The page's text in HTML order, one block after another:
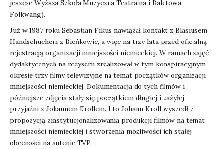
jeszcze Wyższa Szkoła Muzyczna Teatralna i Baletowa
Folkwang).
Już w 1987 roku Sebastian Fikus nawiązał kontakt z Blasiusem
Handschuchem z Bieńkowic, a więc na trzy lata przed oficjalną
rejestracją organizacji mniejszości niemieckiej. W ramach zajęć
dydaktycznych na reżyserii zrealizował w tym konspiracyjnym
okresie trzy filmy telewizyjne na temat początków organizacji
mniejszości niemieckiej. Dokumentacja do tych filmów i
późniejsze zdjęcia stały się początkiem długiej i zażyłej
przyjaźni z Johannem Krollem. I to Johann Kroll wyszedł z
propozycją zinstytucjonalizowania produkcji filmów na temat
mniejszości niemieckiej i stworzenia możliwości ich stałej
obecności na antenie TVP.